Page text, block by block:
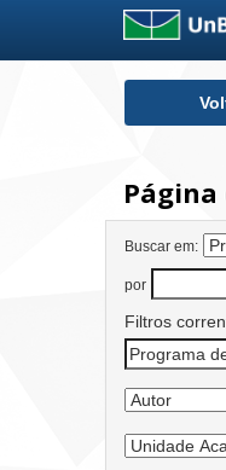
Página
Buscar em:
por
Filtros